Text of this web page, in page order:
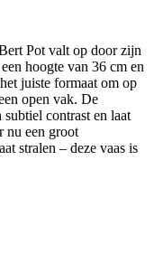
Pot valt op door zijn
hoogte van 36 cm en
juiste formaat om op
open vak. De
contrast en laat
nu een groot
stralen – deze vaas is